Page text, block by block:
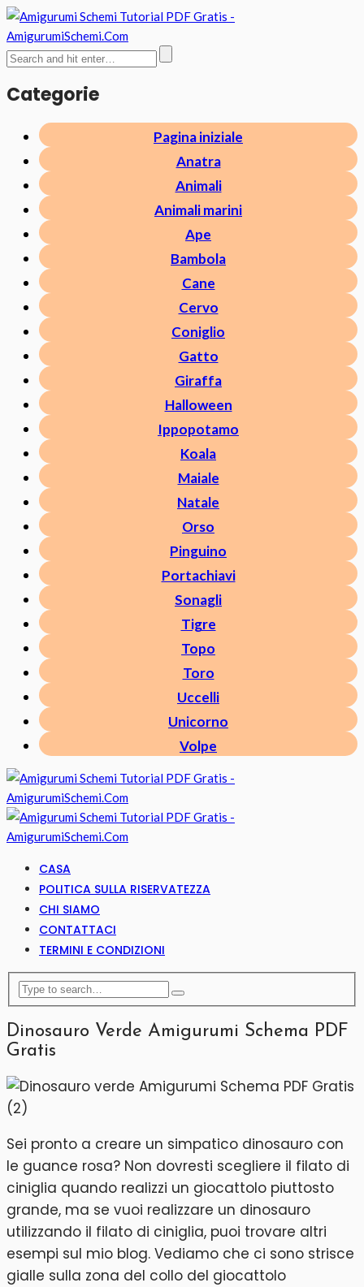
Categorie
Pagina iniziale
Anatra
Animali
Animali marini
Ape
Bambola
Cane
Cervo
Coniglio
Gatto
Giraffa
Halloween
Ippopotamo
Koala
Maiale
Natale
Orso
Pinguino
Portachiavi
Sonagli
Tigre
Topo
Toro
Uccelli
Unicorno
Volpe
CASA
POLITICA SULLA RISERVATEZZA
CHI SIAMO
CONTATTACI
TERMINI E CONDIZIONI
Dinosauro Verde Amigurumi Schema PDF
Gratis
Sei pronto a creare un simpatico dinosauro con
le guance rosa? Non dovresti scegliere il filato di
ciniglia quando realizzi un giocattolo piuttosto
grande, ma se vuoi realizzare un dinosauro
utilizzando il filato di ciniglia, puoi trovare altri
esempi sul mio blog. Vediamo che ci sono strisce
gialle sulla zona del collo del giocattolo